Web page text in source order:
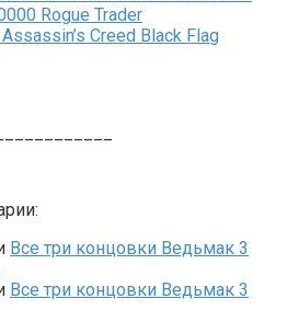
Rogue Trader
Creed Black Flag
Все три концовки Ведьмак 3
Все три концовки Ведьмак 3